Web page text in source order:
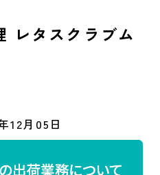
レタスクラブム
12月05日